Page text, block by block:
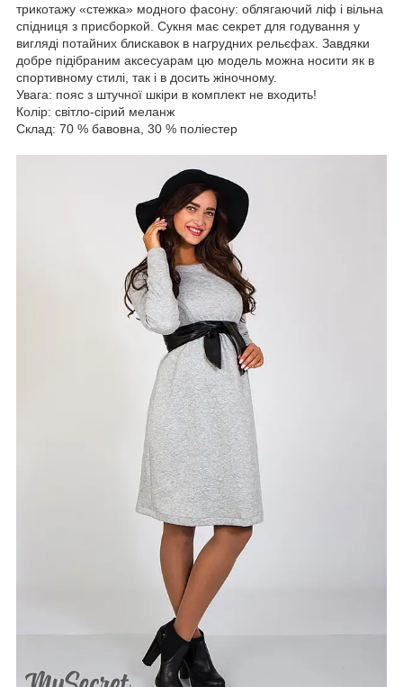
трикотажу «стежка» модного фасону: облягаючий ліф і вільна
спідниця з присборкой. Сукня має секрет для годування у
вигляді потайних блискавок в нагрудних рельєфах. Завдяки
добре підібраним аксесуарам цю модель можна носити як в
спортивному стилі, так і в досить жіночному.
Увага: пояс з штучної шкіри в комплект не входить!
Колір: світло-сірий меланж
Склад: 70 % бавовна, 30 % поліестер